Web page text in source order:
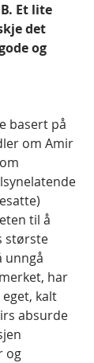
Et lite
det
og
basert på
om Amir
til å
største
unngå
har
kalt
absurde
og